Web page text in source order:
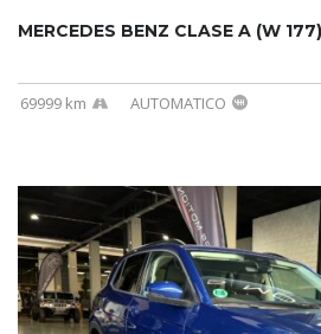
69999 km AUTOMATICO